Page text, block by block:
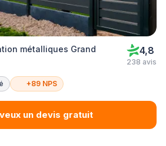
métalliques Grand
4,8
238 avis
+89 NPS
un devis gratuit